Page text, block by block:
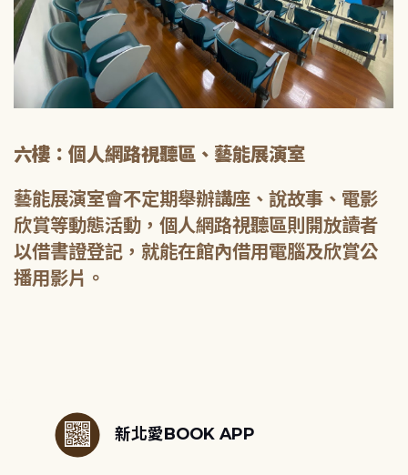
六樓：個人網路視聽區、藝能展演室
藝能展演室會不定期舉辦講座、說故事、電影
欣賞等動態活動，個人網路視聽區則開放讀者
以借書證登記，就能在館內借用電腦及欣賞公
播用影片。
新北愛BOOK APP